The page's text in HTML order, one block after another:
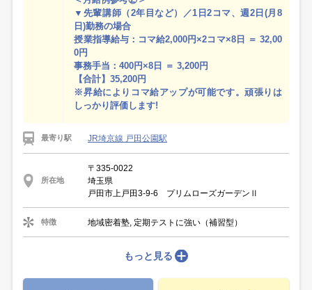
▼先輩講師（2年目など）／1日2コマ、週2日(月8
日)勤務の場合
授業指導給与：コマ給2,000円×2コマ×8日 ＝ 32,00
0円
事務手当：400円×8日 ＝ 3,200円
【合計】35,200円
※昇給によりコマ給アップが可能です。頑張りは
しっかり評価します!
最寄り駅 JR埼京線 戸田公園駅
所在地
〒335-0022
埼玉県
戸田市上戸田3-9-6 プリムローズガーデンⅡ
特徴 地域密着塾, 定期テストに強い（補習型）
もっと見る